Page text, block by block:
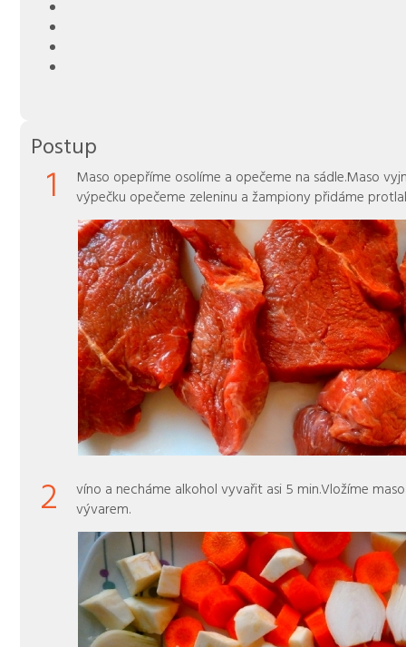
Postup
1
Maso opepříme osolíme a opečeme na sádle.Maso
výpečku opečeme zeleninu a žampiony přidáme
2
víno a necháme alkohol vyvařit asi 5 min.Vložíme
vývarem.